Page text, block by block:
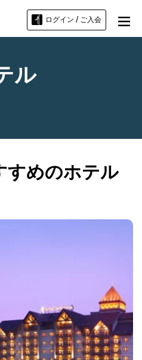
ログイン / ご入会
ル
すめのホテル